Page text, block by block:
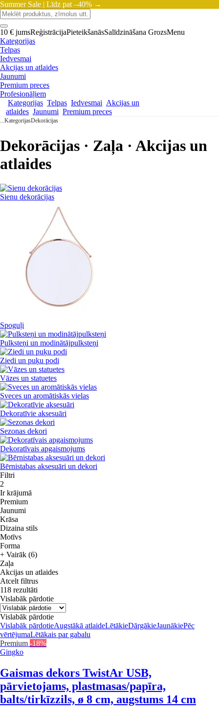
Summer Sale | Līdz pat –40% →
10 € jumsReģistrācijaPieteikšanāsSalīdzināšana GrozsMenu
Kategorijas
Telpas
Iedvesmai
Akcijas un atlaides
Jaunumi
Premium preces
Profesionāļiem
Kategorijas Telpas Iedvesmai Akcijas un
atlaides Jaunumi Premium preces
...KategorijasDekorācijas
Dekorācijas · Zaļa · Akcijas un
atlaides
Sienu dekorācijas
Spoguļi
Pulksteņi un modinātājpulksteņi
Ziedi un puķu podi
Vāzes un statuetes
Sveces un aromātiskās vielas
Dekoratīvie aksesuāri
Sezonas dekori
Dekoratīvais apgaismojums
Bērnistabas aksesuāri un dekori
Filtri
2
Ir krājumā
Premium
Jaunumi
Krāsa
Dizaina stils
Motīvs
Forma
+ Vairāk (6)
Zaļa
Akcijas un atlaides
Atcelt filtrus
118 rezultāti
Vislabāk pārdotie
Vislabāk pārdotie
Vislabāk pārdotieAugstākā atlaideLētākieDārgākieJaunākiePēc
vērtējumaLētākais par gabalu
Premium -18%
Gingko
Gaismas dekors TwistAr USB,
pārvietojams, plastmasas/papīra,
balts/tirkīzzils, ø 8 cm, augstums 14 cm